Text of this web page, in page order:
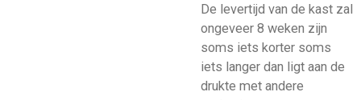
De levertijd van de kast zal
ongeveer 8 weken zijn
soms iets korter soms
iets langer dan ligt aan de
drukte met andere